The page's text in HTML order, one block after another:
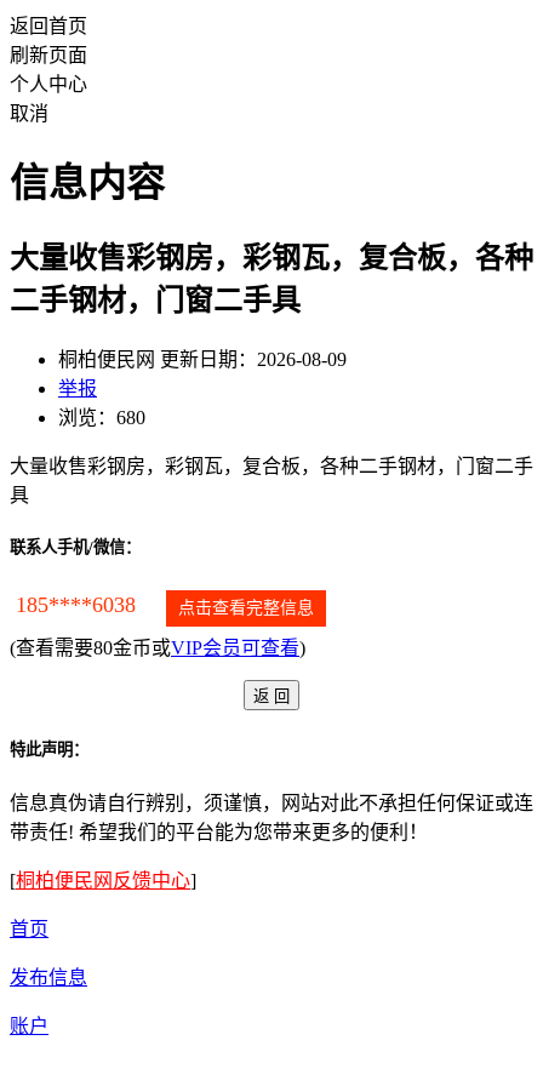
返回首页
刷新页面
个人中心
取消
信息内容
大量收售彩钢房，彩钢瓦，复合板，各种
二手钢材，门窗二手具
桐柏便民网 更新日期：2026-08-09
举报
浏览：680
大量收售彩钢房，彩钢瓦，复合板，各种二手钢材，门窗二手
具
联系人手机/微信：
185****6038 点击查看完整信息
(查看需要80金币或VIP会员可查看)
特此声明：
信息真伪请自行辨别，须谨慎，网站对此不承担任何保证或连
带责任! 希望我们的平台能为您带来更多的便利！
[桐柏便民网反馈中心]
首页
发布信息
账户